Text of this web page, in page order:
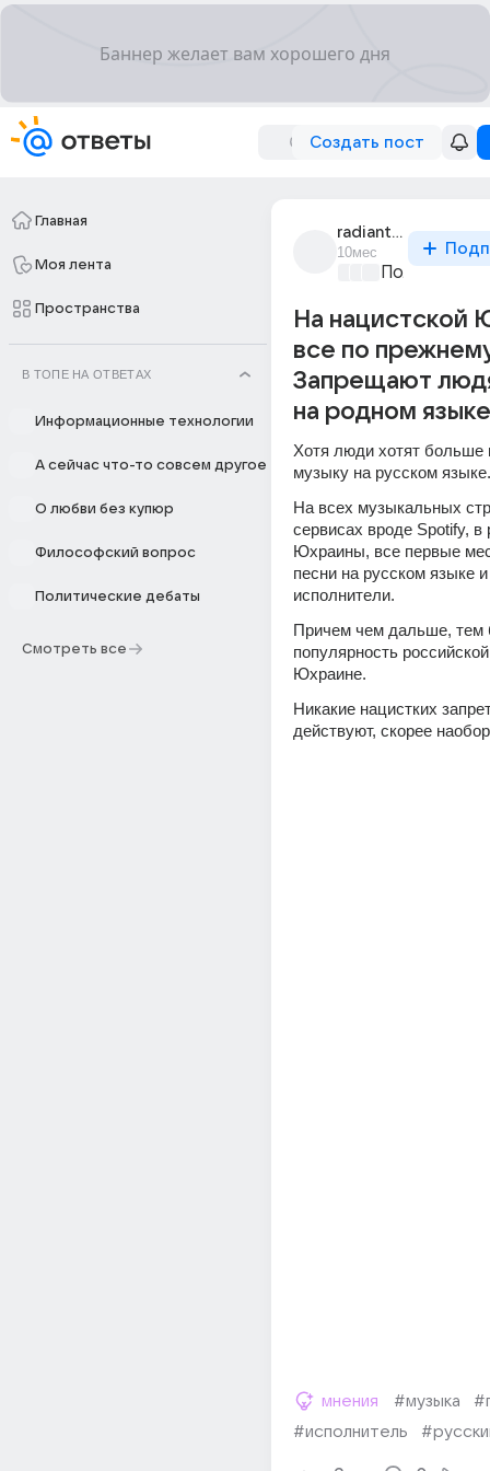
Создать пост
Главная
Моя лента
Пространства
В ТОПЕ НА ОТВЕТАХ
Информационные технологии
А сейчас что-то совсем другое
О любви без купюр
Философский вопрос
Политические дебаты
Смотреть все
radiant_9376
10мес
На нацистской
все по
Запрещают
на родном
Хотя люди хотят больше
музыку на русском языке.
На всех музыкальных
сервисах вроде Spotify, в
Юхраины, все первые
песни на русском языке
исполнители.
Причем чем дальше, тем
популярность
Юхраине.
Никакие нацистких
действуют, скорее
мнения #музыка
#исполнитель